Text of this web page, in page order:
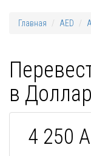
Главная AED
в
4 250